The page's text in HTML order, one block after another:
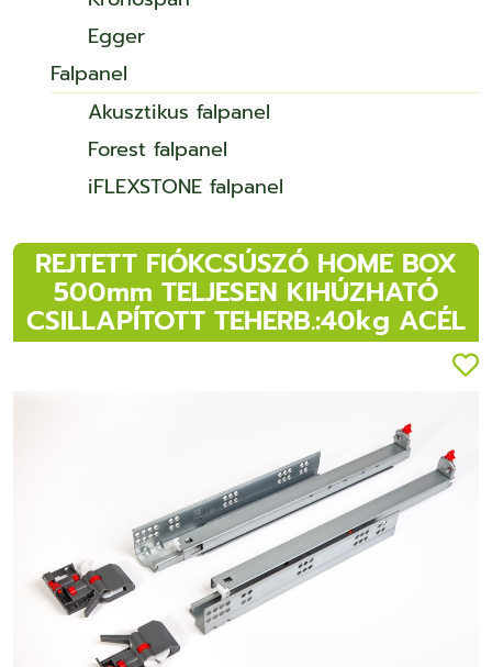
Egger
Falpanel
Akusztikus falpanel
Forest falpanel
iFLEXSTONE falpanel
REJTETT FIÓKCSÚSZÓ HOME BOX
500mm TELJESEN KIHÚZHATÓ
CSILLAPÍTOTT TEHERB.:40kg ACÉL